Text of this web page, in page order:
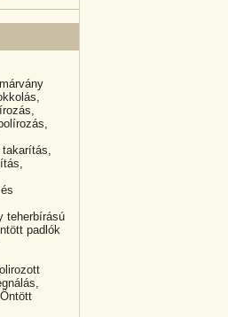
takarítás,
teherbírású
padlók